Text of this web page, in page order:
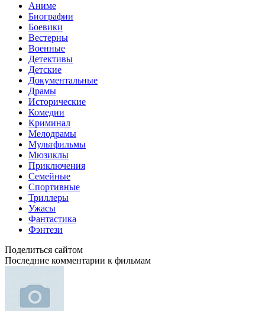
Аниме
Биографии
Боевики
Вестерны
Военные
Детективы
Детские
Документальные
Драмы
Исторические
Комедии
Криминал
Мелодрамы
Мультфильмы
Мюзиклы
Приключения
Семейные
Спортивные
Триллеры
Ужасы
Фантастика
Фэнтези
Поделиться сайтом
Последние комментарии к фильмам